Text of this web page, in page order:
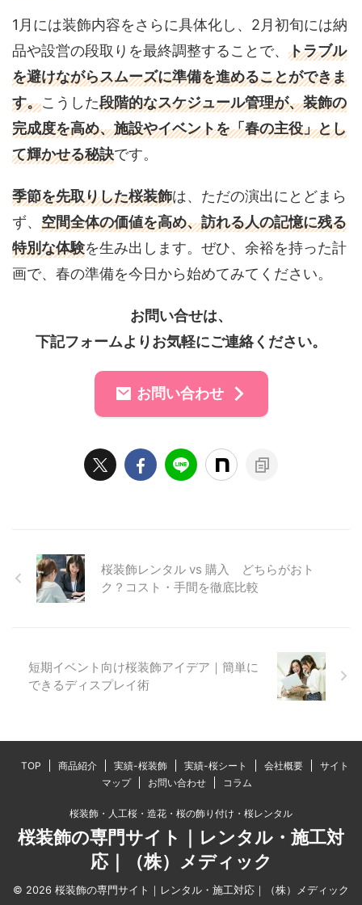
1月には装飾内容をさらに具体化し、2月初旬には納
品や設営の段取りを最終調整することで、 トラブル
を避けながらスムーズに準備を進めることができま
す。こうした段階的なスケジュール管理が、装飾の
完成度を高め、施設やイベントを「春の主役」とし
て輝かせる秘訣です。
季節を先取りした桜装飾は、ただの演出にとどまら
ず、 空間全体の価値を高め、訪れる人の記憶に残る
特別な体験を生み出します。ぜひ、余裕を持った計
画で、春の準備を今日から始めてみてください。
お問い合せは、
下記フォームよりお気軽にご連絡ください。
お問い合わせ
桜装飾レンタル vs 購入 どちらがおト
ク？コスト・手間を徹底比較
短期イベント向け桜装飾アイデア｜簡単に
できるディスプレイ術
TOP 商品紹介 実績-桜装飾 実績-桜シート 会社概要
サイト
マップ
お問い合わせ コラム
桜装飾・人工桜・造花・桜の飾り付け・桜レンタル
桜装飾の専門サイト｜レンタル・施工対
応｜（株）メディック
© 2026 桜装飾の専門サイト｜レンタル・施工対応｜（株）メディック